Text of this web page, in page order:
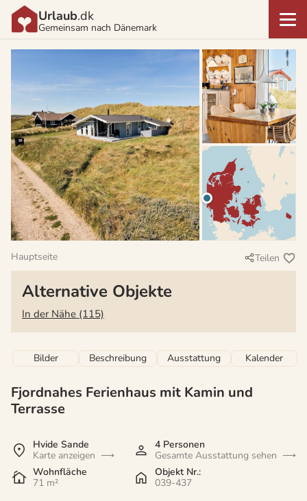
Urlaub.dk
Gemeinsam nach Dänemark
Hauptseite Teilen
Alternative Objekte
In der Nähe (115)
Bilder Beschreibung Ausstattung Kalender
Fjordnahes Ferienhaus mit Kamin und
Terrasse
Hvide Sande
Karte anzeigen
4 Personen
Gesamte Ausstattung sehen
Wohnfläche
71 m²
Objekt Nr.:
039-437